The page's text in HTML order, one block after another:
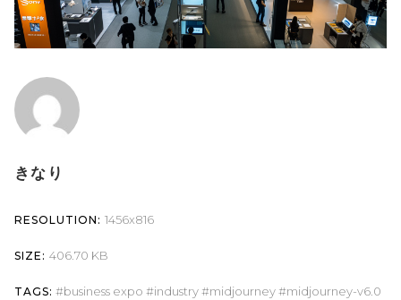
きなり
RESOLUTION: 1456x816
SIZE: 406.70 KB
TAGS: business expo industry midjourney
midjourney-v6.0